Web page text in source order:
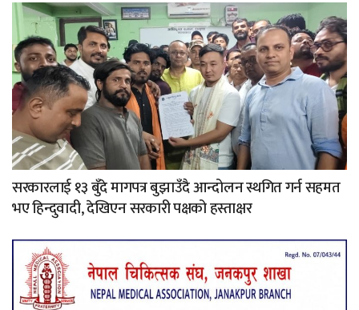
सरकारलाई १३ बुँदे मागपत्र बुझाउँदै आन्दोलन स्थगित गर्न सहमत
भए हिन्दुवादी, देखिएन सरकारी पक्षको हस्ताक्षर